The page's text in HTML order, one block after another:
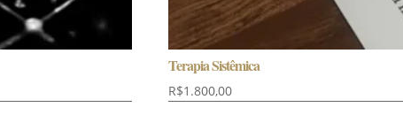
Terapia Sistêmica
R$1.800,00